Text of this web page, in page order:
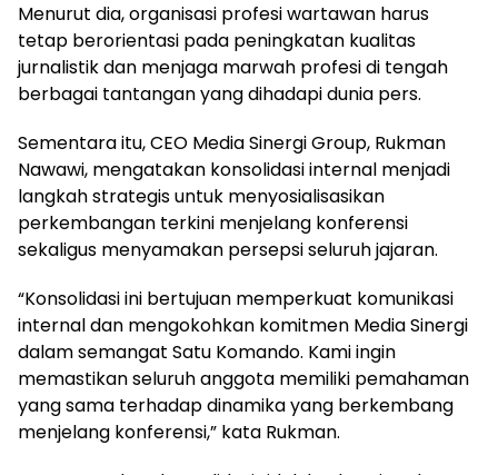
Menurut dia, organisasi profesi wartawan harus
tetap berorientasi pada peningkatan kualitas
jurnalistik dan menjaga marwah profesi di tengah
berbagai tantangan yang dihadapi dunia pers.
Sementara itu, CEO Media Sinergi Group, Rukman
Nawawi, mengatakan konsolidasi internal menjadi
langkah strategis untuk menyosialisasikan
perkembangan terkini menjelang konferensi
sekaligus menyamakan persepsi seluruh jajaran.
“Konsolidasi ini bertujuan memperkuat komunikasi
internal dan mengokohkan komitmen Media Sinergi
dalam semangat Satu Komando. Kami ingin
memastikan seluruh anggota memiliki pemahaman
yang sama terhadap dinamika yang berkembang
menjelang konferensi,” kata Rukman.